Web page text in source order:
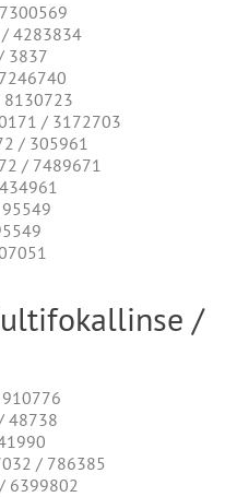
/ 4283834
3837
8130723
/ 3172703
/ 305961
/ 7489671
/
48738
/ 786385
6399802